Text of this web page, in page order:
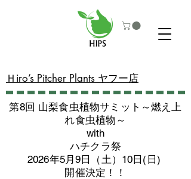
​Ｈiro’s Pitcher Plants ヤフー店
第8回 山梨食虫植物サミット～燃え上
れ食虫植物～
with
​ハチクラ祭
2026年5月9日（土）10日(日)
​開催決定！！